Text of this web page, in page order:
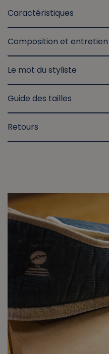
Caractéristiques
Composition et entretien
Le mot du styliste
Guide des tailles
Retours